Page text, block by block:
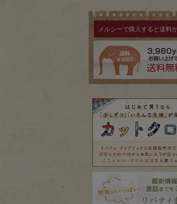
メルシーで購入すると送料